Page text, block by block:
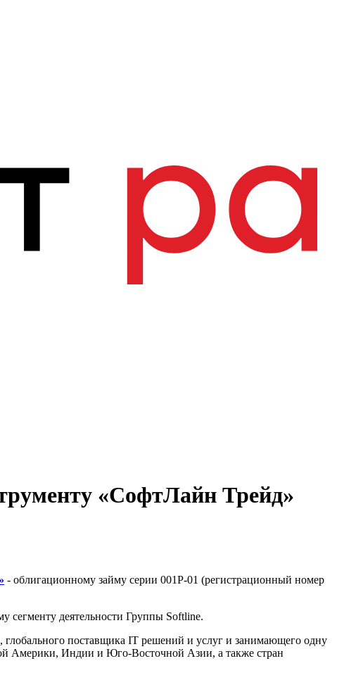
«СофтЛайн Трейд»
- облигационному займу серии 001P-01 (регистрационный номер
сегменту деятельности Группы Softline.
поставщика IT решений и услуг и занимающего одну
Америки, Индии и Юго-Восточной Азии, а также стран